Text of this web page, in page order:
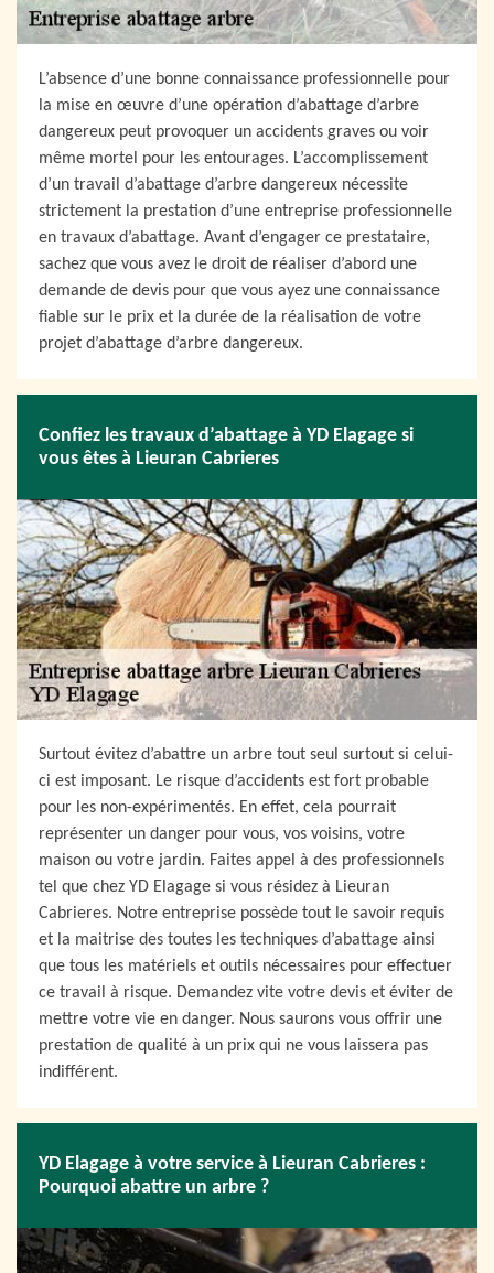
L’absence d’une bonne connaissance professionnelle pour
la mise en œuvre d’une opération d’abattage d’arbre
dangereux peut provoquer un accidents graves ou voir
même mortel pour les entourages. L’accomplissement
d’un travail d’abattage d’arbre dangereux nécessite
strictement la prestation d’une entreprise professionnelle
en travaux d’abattage. Avant d’engager ce prestataire,
sachez que vous avez le droit de réaliser d’abord une
demande de devis pour que vous ayez une connaissance
fiable sur le prix et la durée de la réalisation de votre
projet d’abattage d’arbre dangereux.
Confiez les travaux d’abattage à YD Elagage si
vous êtes à Lieuran Cabrieres
Surtout évitez d’abattre un arbre tout seul surtout si celui-
ci est imposant. Le risque d’accidents est fort probable
pour les non-expérimentés. En effet, cela pourrait
représenter un danger pour vous, vos voisins, votre
maison ou votre jardin. Faites appel à des professionnels
tel que chez YD Elagage si vous résidez à Lieuran
Cabrieres. Notre entreprise possède tout le savoir requis
et la maitrise des toutes les techniques d’abattage ainsi
que tous les matériels et outils nécessaires pour effectuer
ce travail à risque. Demandez vite votre devis et éviter de
mettre votre vie en danger. Nous saurons vous offrir une
prestation de qualité à un prix qui ne vous laissera pas
indifférent.
YD Elagage à votre service à Lieuran Cabrieres :
Pourquoi abattre un arbre ?